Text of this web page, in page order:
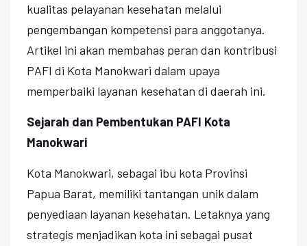
kualitas pelayanan kesehatan melalui
pengembangan kompetensi para anggotanya.
Artikel ini akan membahas peran dan kontribusi
PAFI di Kota Manokwari dalam upaya
memperbaiki layanan kesehatan di daerah ini.
Sejarah dan Pembentukan PAFI Kota
Manokwari
Kota Manokwari, sebagai ibu kota Provinsi
Papua Barat, memiliki tantangan unik dalam
penyediaan layanan kesehatan. Letaknya yang
strategis menjadikan kota ini sebagai pusat